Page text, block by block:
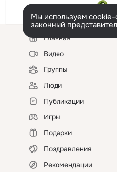
Мы используем cookie-
законный
Левая
колонкаГлавная
Видео
Группы
Люди
Публикации
Игры
Подарки
Поздравления
Рекомендации